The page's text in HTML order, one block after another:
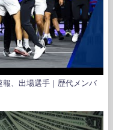
報、出場選手｜歴代メンバ